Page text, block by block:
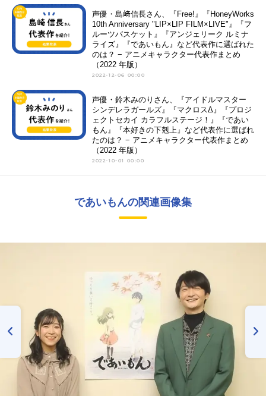
声優・島﨑信長さん、『Free!』『HoneyWorks
10th Anniversary "LIP×LIP FILM×LIVE"』『フ
ルーツバスケット』『アンジェリーク ルミナ
ライズ』『であいもん』など代表作に選ばれた
のは？ − アニメキャラクター代表作まとめ
（2022 年版）
2022-12-06 00:00
声優・鈴木みのりさん、『アイドルマスター
シンデレラガールズ』『マクロスΔ』『プロジ
ェクトセカイ カラフルステージ！』『であい
もん』『本好きの下剋上』など代表作に選ばれ
たのは？ − アニメキャラクター代表作まとめ
（2022 年版）
2022-10-01 00:00
であいもんの関連画像集